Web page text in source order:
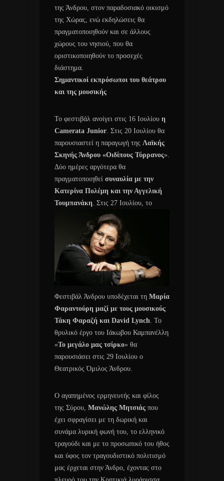
της Άνδρου, στον παραδοσιακό οικισμό
της Χώρας, ενώ εκδηλώσεις θα
πραγματοποιηθούν και σε άλλους
χώρους του νησιού, που θα
οριστικοποιηθούν το προσεχές
διάστημα.
Σημαντικοί εκπρόσωποι του θεάτρου
και της μουσικής
Το φεστιβάλ ανοίγει στις 16 Ιουλίου η
Camerata Junior . Στις 20 Ιουλίου θα
παρουσιαστεί η παραγωγή της Λαϊκής
Σκηνής Άνδρου «Οιδίπους Τύρρανος».
Δύο ημέρες αργότερα θα
πραγματοποιηθεί συναυλία με την
Κατερίνα Πολέμη και την Αγγελική
Τουμπανάκη . Στις 27 Ιουλίου, το
Φεστιβάλ Άνδρου υποδέχεται τη Μαρία
Φαραντούρη μαζί με τους μουσικούς
Τάκη Φαραζή και David Lynch. Το
θρυλικό έργο του Ιάκωβου Καμπανέλλη
«Το μεγάλο μας τσίρκο» θα
παρουσιάσει στις 29 Ιουλίου ο
Θεατρικός Όμιλος Άνδρου.
Ο αγαπημένος ερμηνευτής και φίλος
της Σύρου, Μανώλης Μητσιάς που
έχει σφραγίσει με τη δωρική και
συνάμα λυρική φωνή του, το ελληνικό
τραγούδι και με το προσωπικό του ήθος
και ύφος τον τραγουδιστικό πολιτισμό
μας έρχεται στην Άνδρο, έχοντας στο